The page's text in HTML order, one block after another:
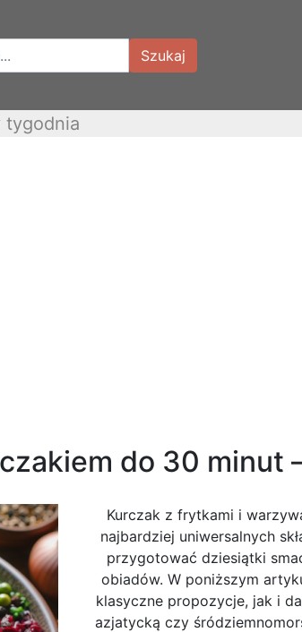
Szukaj
tygodnia
do 30 minut
Kurczak z frytkami i
najbardziej uniwersalnych
przygotować dziesiątki
obiadów. W poniższym
klasyczne propozycje, jak i
azjatycką czy